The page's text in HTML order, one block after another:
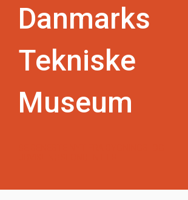
Danmarks
Tekniske
Museum